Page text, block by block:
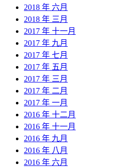
2018 年 六月
2018 年 三月
2017 年 十一月
2017 年 九月
2017 年 七月
2017 年 五月
2017 年 三月
2017 年 二月
2017 年 一月
2016 年 十二月
2016 年 十一月
2016 年 九月
2016 年 八月
2016 年 六月